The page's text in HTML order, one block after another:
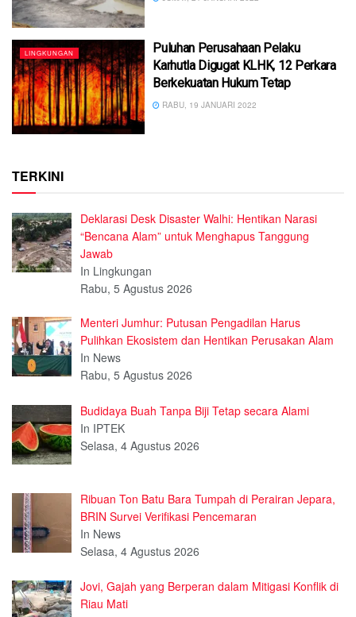
LINGKUNGAN
Puluhan Perusahaan Pelaku
Karhutla Digugat KLHK, 12 Perkara
Berkekuatan Hukum Tetap
RABU, 19 JANUARI 2022
TERKINI
Deklarasi Desk Disaster Walhi: Hentikan Narasi
“Bencana Alam” untuk Menghapus Tanggung
Jawab
In Lingkungan
Rabu, 5 Agustus 2026
Menteri Jumhur: Putusan Pengadilan Harus
Pulihkan Ekosistem dan Hentikan Perusakan Alam
In News
Rabu, 5 Agustus 2026
Budidaya Buah Tanpa Biji Tetap secara Alami
In IPTEK
Selasa, 4 Agustus 2026
Ribuan Ton Batu Bara Tumpah di Perairan Jepara,
BRIN Survei Verifikasi Pencemaran
In News
Selasa, 4 Agustus 2026
Jovi, Gajah yang Berperan dalam Mitigasi Konflik di
Riau Mati